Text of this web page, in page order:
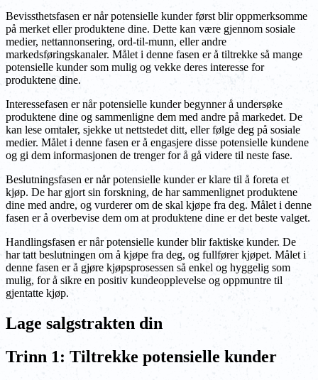
Bevissthetsfasen er når potensielle kunder først blir oppmerksomme
på merket eller produktene dine. Dette kan være gjennom sosiale
medier, nettannonsering, ord-til-munn, eller andre
markedsføringskanaler. Målet i denne fasen er å tiltrekke så mange
potensielle kunder som mulig og vekke deres interesse for
produktene dine.
Interessefasen er når potensielle kunder begynner å undersøke
produktene dine og sammenligne dem med andre på markedet. De
kan lese omtaler, sjekke ut nettstedet ditt, eller følge deg på sosiale
medier. Målet i denne fasen er å engasjere disse potensielle kundene
og gi dem informasjonen de trenger for å gå videre til neste fase.
Beslutningsfasen er når potensielle kunder er klare til å foreta et
kjøp. De har gjort sin forskning, de har sammenlignet produktene
dine med andre, og vurderer om de skal kjøpe fra deg. Målet i denne
fasen er å overbevise dem om at produktene dine er det beste valget.
Handlingsfasen er når potensielle kunder blir faktiske kunder. De
har tatt beslutningen om å kjøpe fra deg, og fullfører kjøpet. Målet i
denne fasen er å gjøre kjøpsprosessen så enkel og hyggelig som
mulig, for å sikre en positiv kundeopplevelse og oppmuntre til
gjentatte kjøp.
Lage salgstrakten din
Trinn 1: Tiltrekke potensielle kunder